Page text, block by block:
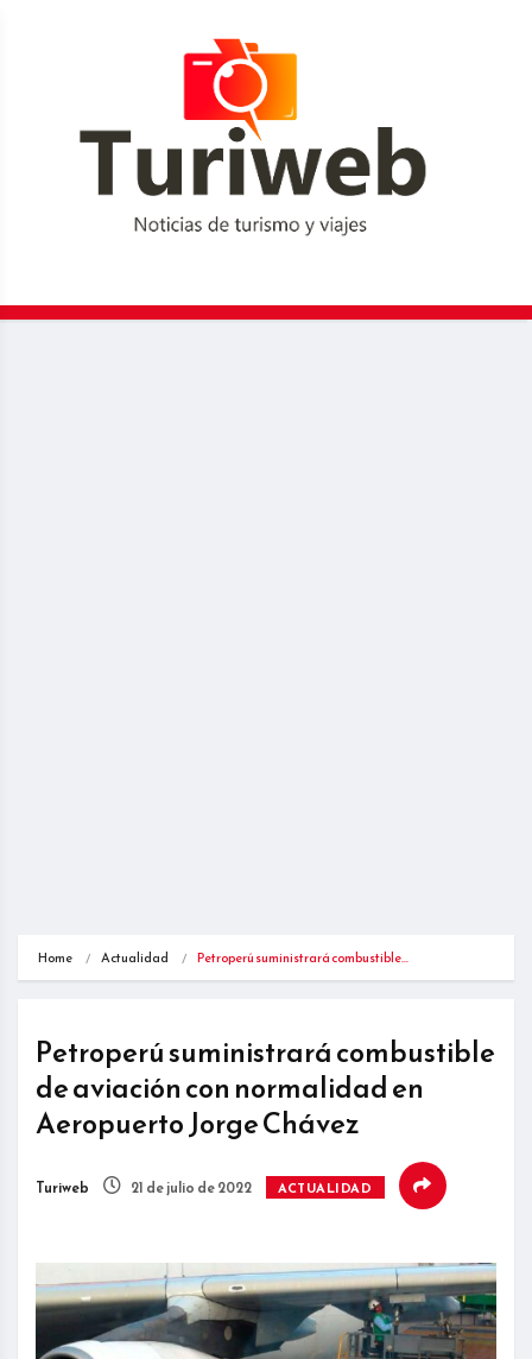
Home Actualidad Petroperú suministrará combustible…
Petroperú suministrará combustible
de aviación con normalidad en
Aeropuerto Jorge Chávez
Turiweb 21 de julio de 2022 ACTUALIDAD